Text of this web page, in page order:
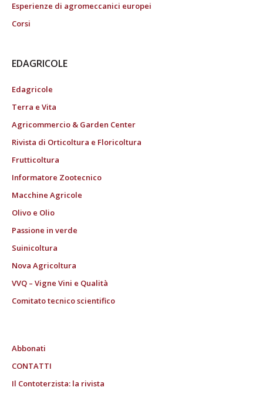
Esperienze di agromeccanici europei
Corsi
EDAGRICOLE
Edagricole
Terra e Vita
Agricommercio & Garden Center
Rivista di Orticoltura e Floricoltura
Frutticoltura
Informatore Zootecnico
Macchine Agricole
Olivo e Olio
Passione in verde
Suinicoltura
Nova Agricoltura
VVQ – Vigne Vini e Qualità
Comitato tecnico scientifico
Abbonati
CONTATTI
Il Contoterzista: la rivista